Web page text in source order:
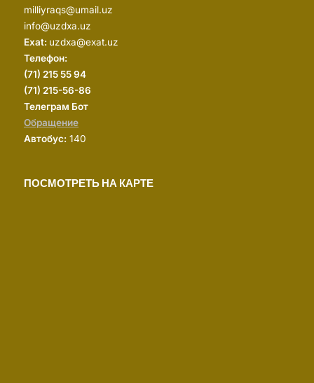
milliyraqs@umail.uz
info@uzdxa.uz
Exat: uzdxa@exat.uz
Телефон:
(71) 215 55 94
(71) 215-56-86
Телеграм Бот
Обращение
Автобус: 140
ПОСМОТРЕТЬ НА КАРТЕ